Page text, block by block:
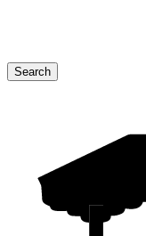
Search